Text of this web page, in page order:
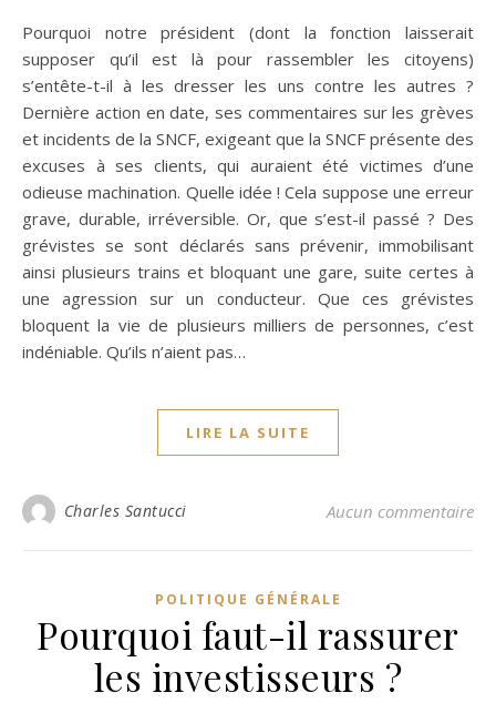
Pourquoi notre président (dont la fonction laisserait
supposer qu’il est là pour rassembler les citoyens)
s’entête-t-il à les dresser les uns contre les autres ?
Dernière action en date, ses commentaires sur les grèves
et incidents de la SNCF, exigeant que la SNCF présente des
excuses à ses clients, qui auraient été victimes d’une
odieuse machination. Quelle idée ! Cela suppose une erreur
grave, durable, irréversible. Or, que s’est-il passé ? Des
grévistes se sont déclarés sans prévenir, immobilisant
ainsi plusieurs trains et bloquant une gare, suite certes à
une agression sur un conducteur. Que ces grévistes
bloquent la vie de plusieurs milliers de personnes, c’est
indéniable. Qu’ils n’aient pas…
LIRE LA SUITE
Charles Santucci Aucun commentaire
POLITIQUE GÉNÉRALE
Pourquoi faut-il rassurer
les investisseurs ?